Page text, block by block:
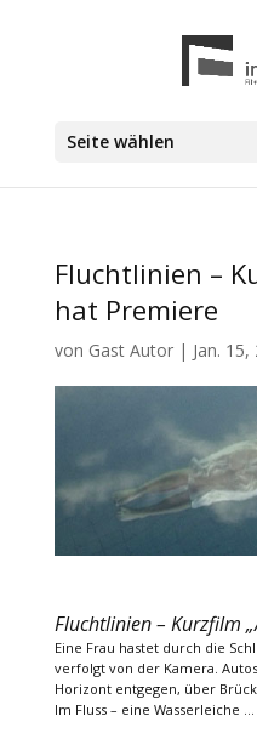
Seite wählen
Fluchtlinien –
hat Premiere
von Gast Autor| Jan. 15,
Fluchtlinien – Kurzfilm
Eine Frau hastet durch die
verfolgt von der Kamera.
Horizont entgegen, über
Im Fluss – eine Wasserleiche …